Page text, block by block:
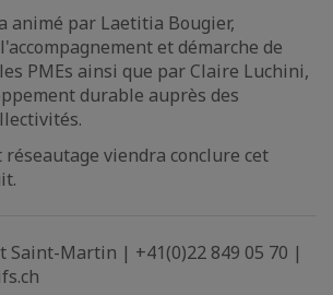
animé par Laetitia Bougier,
et démarche de
PMEs ainsi que par Claire Luchini,
durable auprès des
réseautage viendra conclure cet
Saint-Martin | +41(0)22 849 05 70 |